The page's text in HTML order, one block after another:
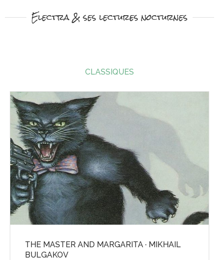
Electra & ses lectures nocturnes
CLASSIQUES
THE MASTER AND MARGARITA · MIKHAIL
BULGAKOV